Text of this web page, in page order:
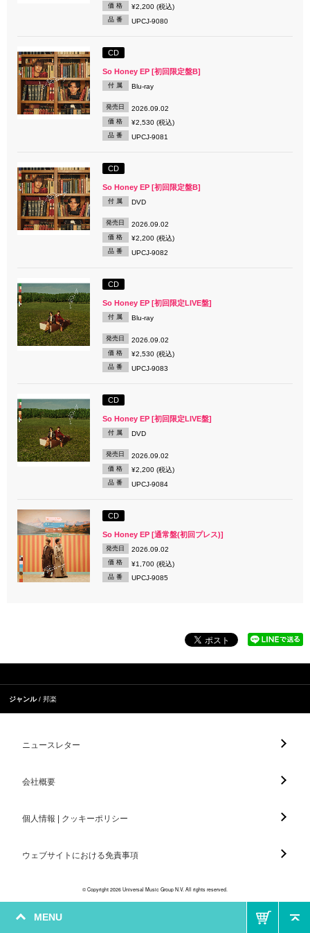
MENU
価 格 ¥2,200 (税込)
品 番 UPCJ-9080
CD
So Honey EP [初回限定盤B]
付 属 Blu-ray
発売日 2026.09.02
価 格 ¥2,530 (税込)
品 番 UPCJ-9081
CD
So Honey EP [初回限定盤B]
付 属 DVD
発売日 2026.09.02
価 格 ¥2,200 (税込)
品 番 UPCJ-9082
CD
So Honey EP [初回限定LIVE盤]
付 属 Blu-ray
発売日 2026.09.02
価 格 ¥2,530 (税込)
品 番 UPCJ-9083
CD
So Honey EP [初回限定LIVE盤]
付 属 DVD
発売日 2026.09.02
価 格 ¥2,200 (税込)
品 番 UPCJ-9084
CD
So Honey EP [通常盤(初回プレス)]
発売日 2026.09.02
価 格 ¥1,700 (税込)
品 番 UPCJ-9085
ジャンル 邦楽
ニュースレター
会社概要
個人情報 | クッキーポリシー
ウェブサイトにおける免責事項
© Copyright 2026 Universal Music Group N.V. All rights reserved.